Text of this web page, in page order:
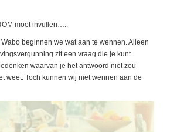
moet invullen…..
beginnen we wat aan te wennen. Alleen
zit een vraag die je kunt
waarvan je het antwoord niet zou
Toch kunnen wij niet wennen aan de